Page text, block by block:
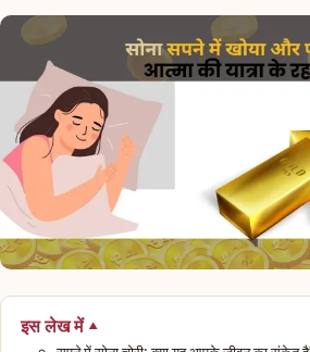
इस लेख में